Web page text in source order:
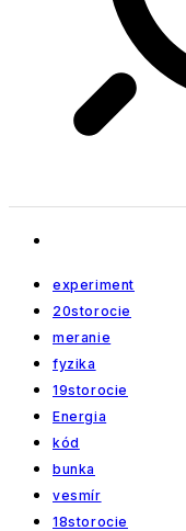
experiment
20storocie
meranie
fyzika
19storocie
Energia
kód
bunka
vesmír
18storocie